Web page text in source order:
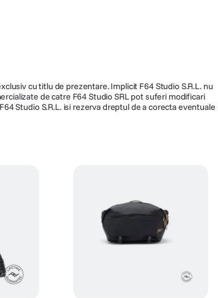
cu titlu de prezentare. Implicit F64 Studio S.R.L. nu
de catre F64 Studio SRL pot suferi modificari
Studio S.R.L. isi rezerva dreptul de a corecta eventuale